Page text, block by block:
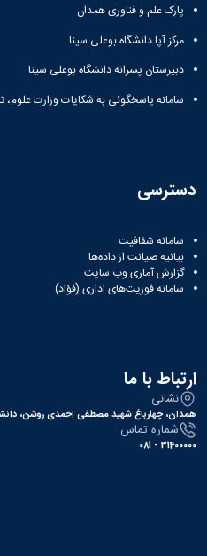
نامه
نامه
های
پژوهشی
های
پارک علم و فناوری همدان
مرکز آپا دانشگاه بوعلی سینا
دبیرستان پسرانه دانشگاه بوعلی سینا
سامانه پاسخگوئی به شکایات وزارت علوم،
دسترسی
سامانه شفافیت
بیانیه صیانت از داده‌ها
گزارش آماری وب‌ سایت
سامانه فوریت‌های اداری (فؤاد)
ارتباط با ما
نشانی
همدان، چهارباغ شهید مصطفی احمدی روشن،
شماره تماس
31400000 - 081